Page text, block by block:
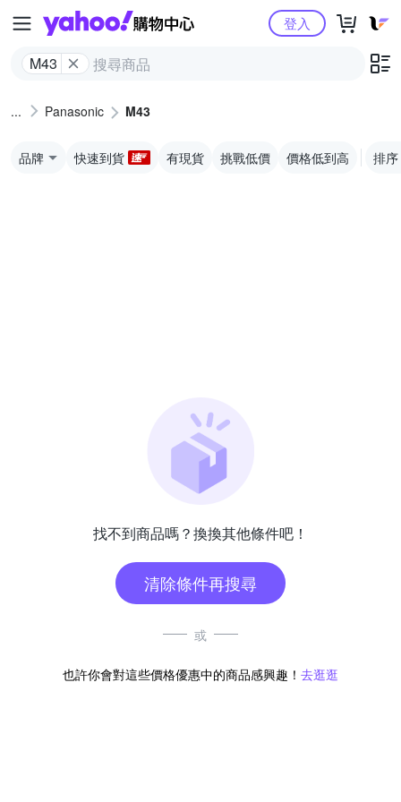
Yahoo購物中心
M43
登入
Panasonic M43
品牌 快速到貨 有現貨 挑戰低價 價格低到高 排序
找不到商品嗎？換換其他條件吧！
清除條件再搜尋
或
也許你會對這些價格優惠中的商品感興趣！ 去逛逛